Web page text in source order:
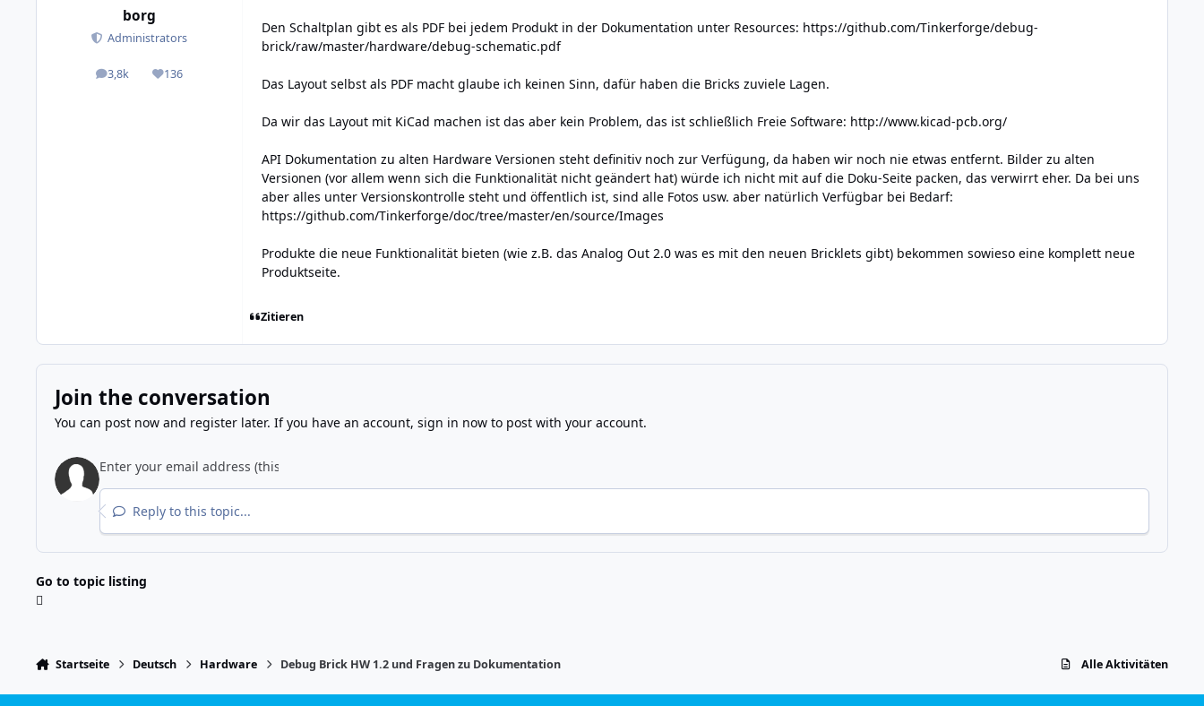
borg
Administrators
3,8k
posts 136
Reputation
Den Schaltplan gibt es als PDF bei jedem Produkt in der Dokumentation unter Resources: https://github.com/Tinkerforge/debug-
brick/raw/master/hardware/debug-schematic.pdf
Das Layout selbst als PDF macht glaube ich keinen Sinn, dafür haben die Bricks zuviele Lagen.
Da wir das Layout mit KiCad machen ist das aber kein Problem, das ist schließlich Freie Software: http://www.kicad-pcb.org/
API Dokumentation zu alten Hardware Versionen steht definitiv noch zur Verfügung, da haben wir noch nie etwas entfernt. Bilder zu alten
Versionen (vor allem wenn sich die Funktionalität nicht geändert hat) würde ich nicht mit auf die Doku-Seite packen, das verwirrt eher. Da bei uns
aber alles unter Versionskontrolle steht und öffentlich ist, sind alle Fotos usw. aber natürlich Verfügbar bei Bedarf:
https://github.com/Tinkerforge/doc/tree/master/en/source/Images
Produkte die neue Funktionalität bieten (wie z.B. das Analog Out 2.0 was es mit den neuen Bricklets gibt) bekommen sowieso eine komplett neue
Produktseite.
Zitieren
Join the conversation
You can post now and register later. If you have an account, sign in nowto post with your account.
Reply to this topic...
Go to topic listing
Startseite Deutsch Hardware Debug Brick HW 1.2 und Fragen zu Dokumentation Alle Aktivitäten